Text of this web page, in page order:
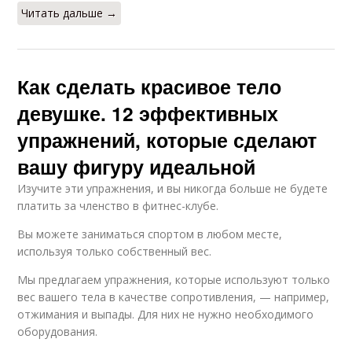
Читать дальше →
Как сделать красивое тело
девушке. 12 эффективных
упражнений, которые сделают
вашу фигуру идеальной
Изучите эти упражнения, и вы никогда больше не будете
платить за членство в фитнес-клубе.
Вы можете заниматься спортом в любом месте,
используя только собственный вес.
Мы предлагаем упражнения, которые используют только
вес вашего тела в качестве сопротивления, — например,
отжимания и выпады. Для них не нужно необходимого
оборудования.